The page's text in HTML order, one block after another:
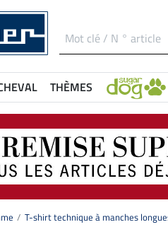
THÈMES
T-shirt technique à manches